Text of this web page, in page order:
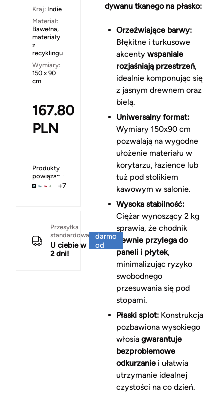
Kraj: Indie
Materiał:
Bawełna,
materiały
z
recyklingu
Wymiary:
150 x 90
cm
167.80
PLN
Produkty
powiązane
+7
Przesyłka
standardowa
U ciebie w
2 dni!
darmo
od
dywanu tkanego na płasko:
Orzeźwiające barwy:
Błękitne i turkusowe
akcenty wspaniale
rozjaśniają przestrzeń,
idealnie komponując się
z jasnym drewnem oraz
bielą.
Uniwersalny format:
Wymiary 150x90 cm
pozwalają na wygodne
ułożenie materiału w
korytarzu, łazience lub
tuż pod stolikiem
kawowym w salonie.
Wysoka stabilność:
Ciężar wynoszący 2 kg
sprawia, że chodnik
pewnie przylega do
paneli i płytek,
minimalizując ryzyko
swobodnego
przesuwania się pod
stopami.
Płaski splot:Konstrukcja
pozbawiona wysokiego
włosia gwarantuje
bezproblemowe
odkurzaniei ułatwia
utrzymanie idealnej
czystości na co dzień.